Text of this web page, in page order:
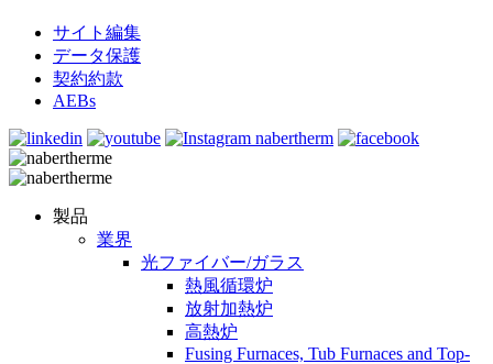
サイト編集
データ保護
契約約款
AEBs
製品
業界
光ファイバー/ガラス
熱風循環炉
放射加熱炉
高熱炉
Fusing Furnaces, Tub Furnaces and Top-